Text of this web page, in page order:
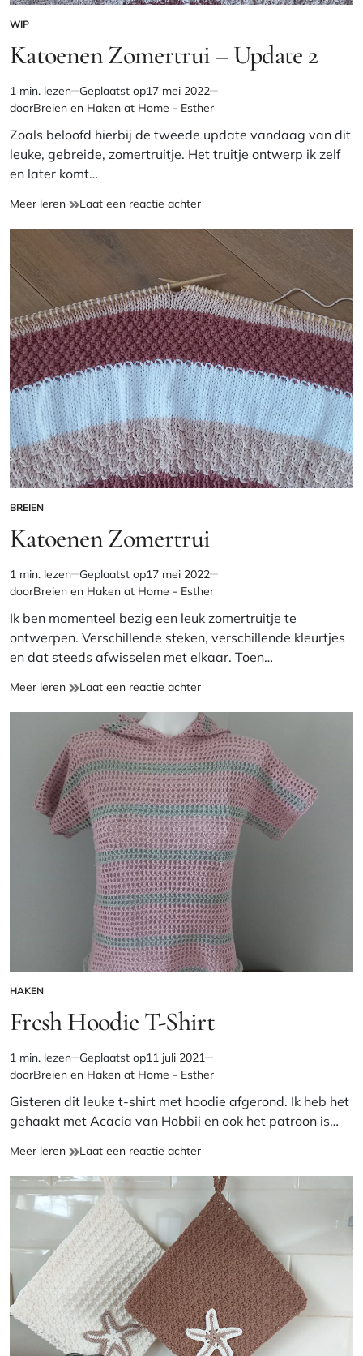
GEPLAATST
IN
WIP
Katoenen Zomertrui – Update 2
Geschatte
leestijd
1 min. lezen Geplaatst op17 mei 2022
doorBreien en Haken at Home - Esther
Zoals beloofd hierbij de tweede update vandaag van dit
leuke, gebreide, zomertruitje. Het truitje ontwerp ik zelf
en later komt…
Meer leren Katoenen
Laat een reactie achterop
Zomertrui
Update
2
GEPLAATST
IN
BREIEN
Katoenen Zomertrui
Geschatte
leestijd
1 min. lezen Geplaatst op17 mei 2022
doorBreien en Haken at Home - Esther
Ik ben momenteel bezig een leuk zomertruitje te
ontwerpen. Verschillende steken, verschillende kleurtjes
en dat steeds afwisselen met elkaar. Toen…
Meer leren Katoenen
Laat een reactie achterop
Zomertrui
GEPLAATST
IN
HAKEN
Fresh Hoodie T-Shirt
Geschatte
leestijd
1 min. lezen Geplaatst op11 juli 2021
doorBreien en Haken at Home - Esther
Gisteren dit leuke t-shirt met hoodie afgerond. Ik heb het
gehaakt met Acacia van Hobbii en ook het patroon is…
Meer leren Fresh
T-
Shirt
Laat een reactie achterop
Hoodie
T-
Shirt